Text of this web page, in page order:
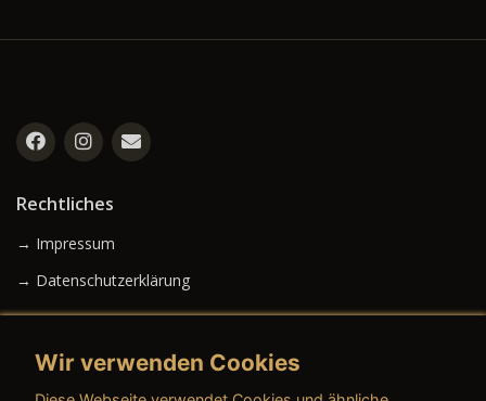
Rechtliches
→ Impressum
→ Datenschutzerklärung
Wir verwenden Cookies